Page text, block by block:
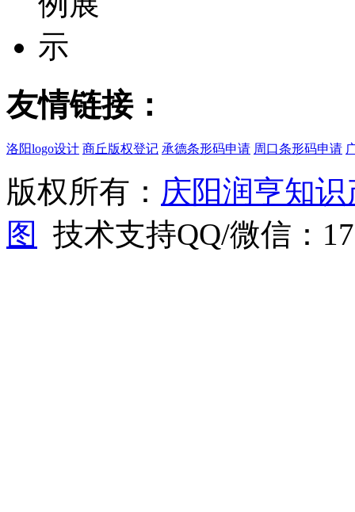
友情链接：
洛阳logo设计 商丘版权登记 承德条形码申请 周口条形码申请
版权所有： 庆阳润亨知
图
技术支持QQ/微信：